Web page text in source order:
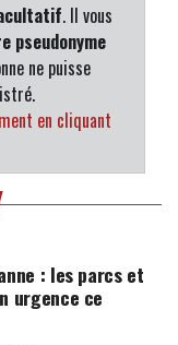
. Il vous
pseudonyme
ne puisse
en cliquant
: les parcs et
urgence ce